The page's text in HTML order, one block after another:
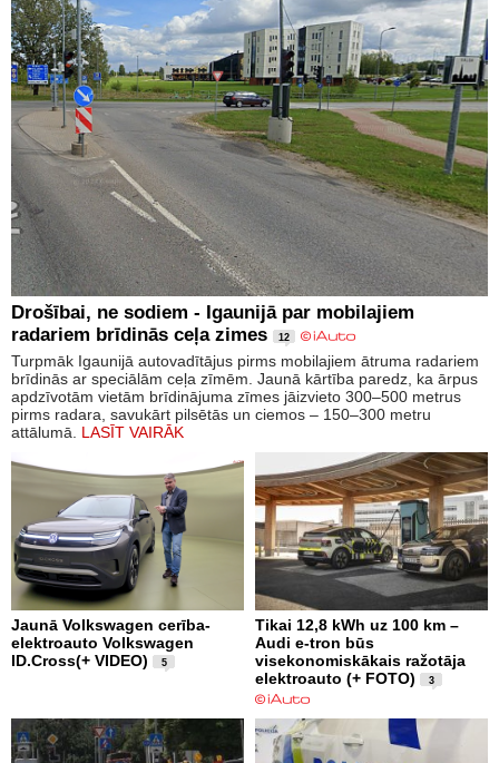
Drošībai, ne sodiem - Igaunijā par mobilajiem
radariem brīdinās ceļa zimes
12
Turpmāk Igaunijā autovadītājus pirms mobilajiem ātruma radariem
brīdinās ar speciālām ceļa zīmēm. Jaunā kārtība paredz, ka ārpus
apdzīvotām vietām brīdinājuma zīmes jāizvieto 300–500 metrus
pirms radara, savukārt pilsētās un ciemos – 150–300 metru
attālumā. LASĪT VAIRĀK
Jaunā Volkswagen cerība-
elektroauto Volkswagen
ID.Cross(+ VIDEO)
5
Tikai 12,8 kWh uz 100 km –
Audi e-tron būs
visekonomiskākais ražotāja
elektroauto (+ FOTO)
3